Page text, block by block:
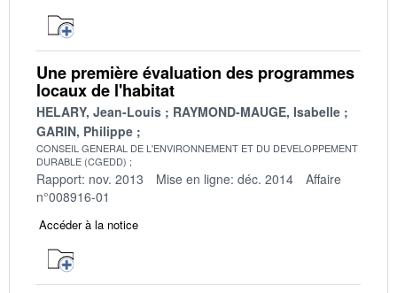
Une première évaluation des programmes
locaux de l'habitat
HELARY, Jean-Louis
RAYMOND-MAUGE, Isabelle
GARIN, Philippe
CONSEIL GENERAL DE L'ENVIRONNEMENT ET DU DEVELOPPEMENT
DURABLE (CGEDD)
Rapport: nov. 2013 Mise en ligne: déc. 2014
Affaire
n°008916-01
Accéder à la notice